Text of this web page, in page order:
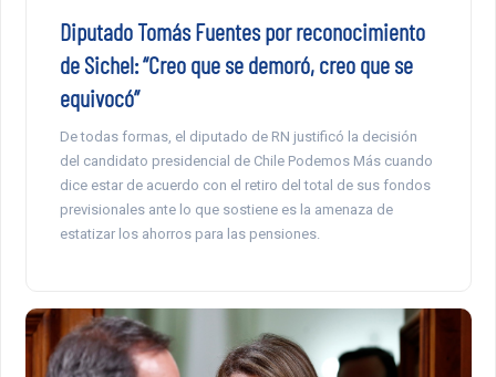
Diputado Tomás Fuentes por reconocimiento
de Sichel: “Creo que se demoró, creo que se
equivocó”
De todas formas, el diputado de RN justificó la decisión
del candidato presidencial de Chile Podemos Más cuando
dice estar de acuerdo con el retiro del total de sus fondos
previsionales ante lo que sostiene es la amenaza de
estatizar los ahorros para las pensiones.